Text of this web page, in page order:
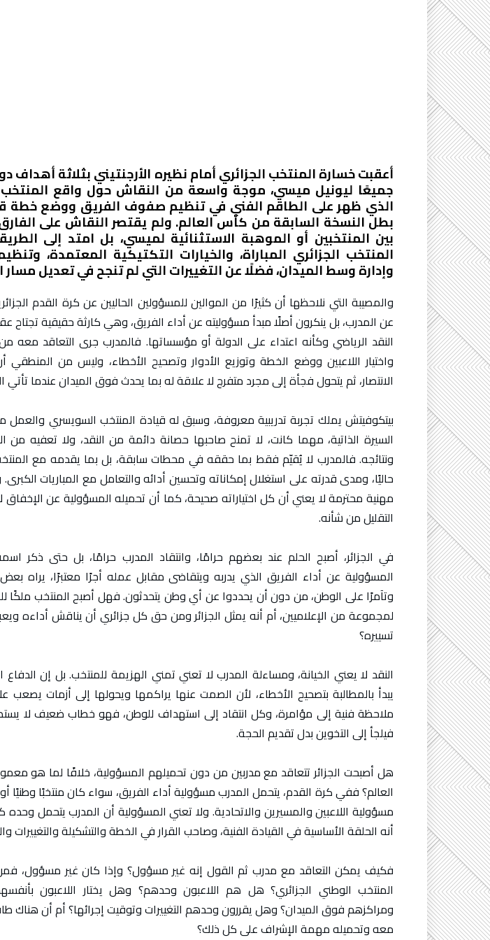
أعقبت خسارة المنتخب الجزائري أمام نظيره الأرجنتيني بثلاثة أهداف
جميعًا ليونيل ميسي، موجة واسعة من النقاش حول واقع المنتخب
الذي ظهر على الطاقم الفني في تنظيم صفوف الفريق ووضع خطة
بطل النسخة السابقة من كأس العالم. ولم يقتصر النقاش على
بين المنتخبين أو الموهبة الاستثنائية لميسي، بل امتد إلى
المنتخب الجزائري المباراة، والخيارات التكتيكية المعتمدة،
وإدارة وسط الميدان، فضلًا عن التغييرات التي لم تنجح في تعديل مسار
والمصيبة التي نلاحظها أن كثيرًا من الموالين للمسؤولين الحاليين عن كرة القدم
عن المدرب، بل ينكرون أصلًا مبدأ مسؤوليته عن أداء الفريق، وهي كارثة حقيقية
النقد الرياضي وكأنه اعتداء على الدولة أو مؤسساتها. فالمدرب جرى التعاقد معه
واختيار اللاعبين ووضع الخطة وتوزيع الأدوار وتصحيح الأخطاء، وليس من
الانتصار، ثم يتحول فجأة إلى مجرد متفرج لا علاقة له بما يحدث فوق الميدان عندما تأتي
بيتكوفيتش يملك تجربة تدريبية معروفة، وسبق له قيادة المنتخب السويسري والعمل
السيرة الذاتية، مهما كانت، لا تمنح صاحبها حصانة دائمة من النقد، ولا تعفيه من
ونتائجه. فالمدرب لا يُقيّم فقط بما حققه في محطات سابقة، بل بما يقدمه مع
حاليًا، ومدى قدرته على استغلال إمكاناته وتحسين أدائه والتعامل مع المباريات
مهنية محترمة لا يعني أن كل اختياراته صحيحة، كما أن تحميله المسؤولية عن الإخفاق
التقليل من شأنه.
في الجزائر، أصبح الحلم عند بعضهم حرامًا، وانتقاد المدرب حرامًا، بل حتى ذكر
المسؤولية عن أداء الفريق الذي يدربه ويتقاضى مقابل عمله أجرًا معتبرًا، يراه
وتآمرًا على الوطن، من دون أن يحددوا عن أي وطن يتحدثون. فهل أصبح المنتخب ملكًا
لمجموعة من الإعلاميين، أم أنه يمثل الجزائر ومن حق كل جزائري أن يناقش أداءه
تسييره؟
النقد لا يعني الخيانة، ومساءلة المدرب لا تعني تمني الهزيمة للمنتخب. بل إن
يبدأ بالمطالبة بتصحيح الأخطاء، لأن الصمت عنها يراكمها ويحولها إلى أزمات يصعب
ملاحظة فنية إلى مؤامرة، وكل انتقاد إلى استهداف للوطن، فهو خطاب ضعيف لا
فيلجأ إلى التخوين بدل تقديم الحجة.
هل أصبحت الجزائر تتعاقد مع مدربين من دون تحميلهم المسؤولية، خلافًا لما هو
العالم؟ ففي كرة القدم، يتحمل المدرب مسؤولية أداء الفريق، سواء كان منتخبًا وطنيًا أو
مسؤولية اللاعبين والمسيرين والاتحادية. ولا تعني المسؤولية أن المدرب يتحمل
أنه الحلقة الأساسية في القيادة الفنية، وصاحب القرار في الخطة والتشكيلة والتغييرات
فكيف يمكن التعاقد مع مدرب ثم القول إنه غير مسؤول؟ وإذا كان غير مسؤول،
المنتخب الوطني الجزائري؟ هل هم اللاعبون وحدهم؟ وهل يختار اللاعبون
ومراكزهم فوق الميدان؟ وهل يقررون وحدهم التغييرات وتوقيت إجرائها؟ أم أن هناك
معه وتحميله مهمة الإشراف على كل ذلك؟